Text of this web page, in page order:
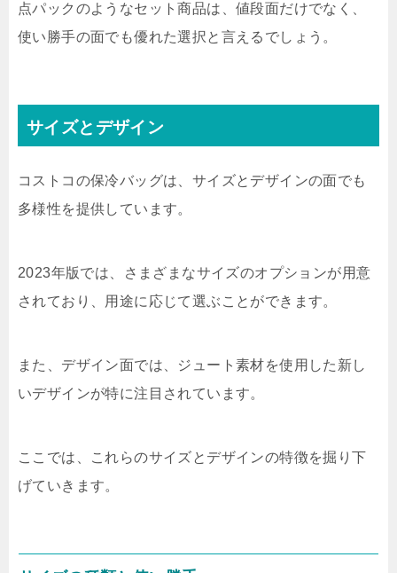
点パックのようなセット商品は、値段面だけでなく、
使い勝手の面でも優れた選択と言えるでしょう。
サイズとデザイン
コストコの保冷バッグは、サイズとデザインの面でも
多様性を提供しています。
2023年版では、さまざまなサイズのオプションが用意
されており、用途に応じて選ぶことができます。
また、デザイン面では、ジュート素材を使用した新し
いデザインが特に注目されています。
ここでは、これらのサイズとデザインの特徴を掘り下
げていきます。